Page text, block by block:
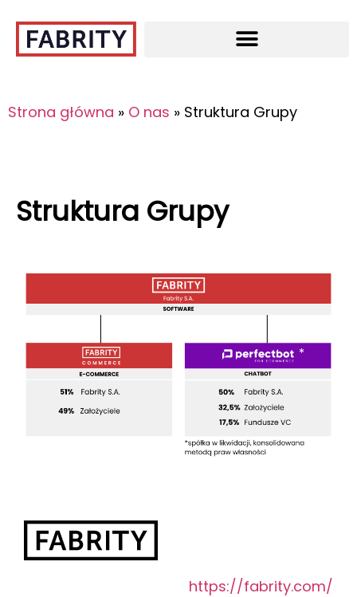
Strona główna » O nas » Struktura Grupy
Struktura Grupy
https://fabrity.com/